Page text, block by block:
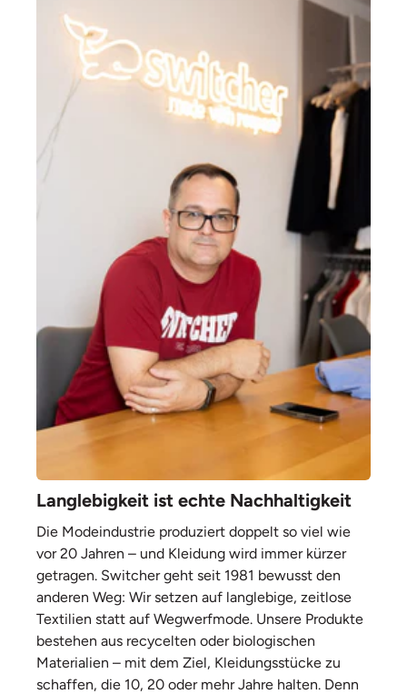
Langlebigkeit ist echte Nachhaltigkeit
Die Modeindustrie produziert doppelt so viel wie
vor 20 Jahren – und Kleidung wird immer kürzer
getragen. Switcher geht seit 1981 bewusst den
anderen Weg: Wir setzen auf langlebige, zeitlose
Textilien statt auf Wegwerfmode. Unsere Produkte
bestehen aus recycelten oder biologischen
Materialien – mit dem Ziel, Kleidungsstücke zu
schaffen, die 10, 20 oder mehr Jahre halten. Denn